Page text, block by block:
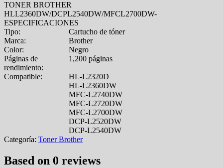
TONER BROTHER
HLL2360DW/DCPL2540DW/MFCL2700DW-
ESPECIFICACIONES
Tipo:
Cartucho de tóner
Marca:
Brother
Color:
Negro
Páginas de
rendimiento:
1,200 páginas
Compatible:
HL-L2320D
HL-L2360DW
MFC-L2740DW
MFC-L2720DW
MFC-L2700DW
DCP-L2520DW
DCP-L2540DW
Categoría: Toner Brother
Based on 0 reviews